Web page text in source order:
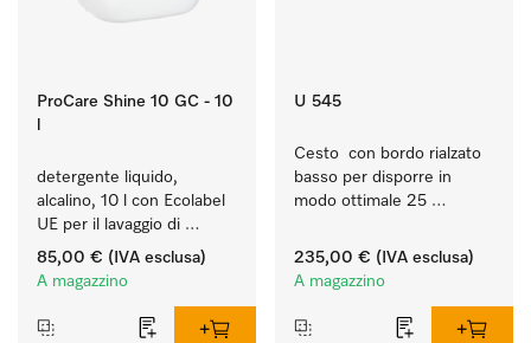
ProCare Shine 10 GC - 10
detergente liquido,
alcalino, 10 l con Ecolabel
UE per il lavaggio di
sporco quotidiano su
stoviglie, posate e
85,00 € (IVA esclusa)
A magazzino
U 545
Cesto  con bordo rialzato
basso per disporre in
modo ottimale 25
235,00 € (IVA esclusa)
A magazzino